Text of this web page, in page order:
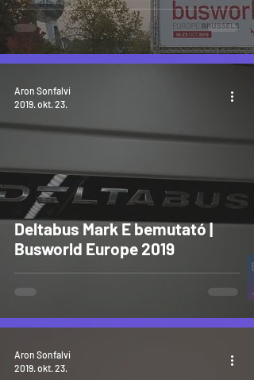
Deltabus Mark E bemutató |
Busworld Europe 2019
Aron Sonfalvi
2019. okt. 23.
Aron Sonfalvi
2019. okt. 23.